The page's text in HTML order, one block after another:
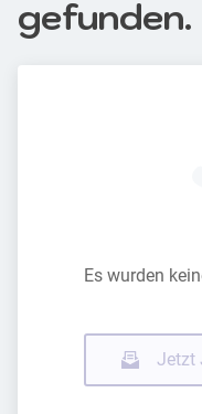
gefunden.
Es wurden
Jetzt